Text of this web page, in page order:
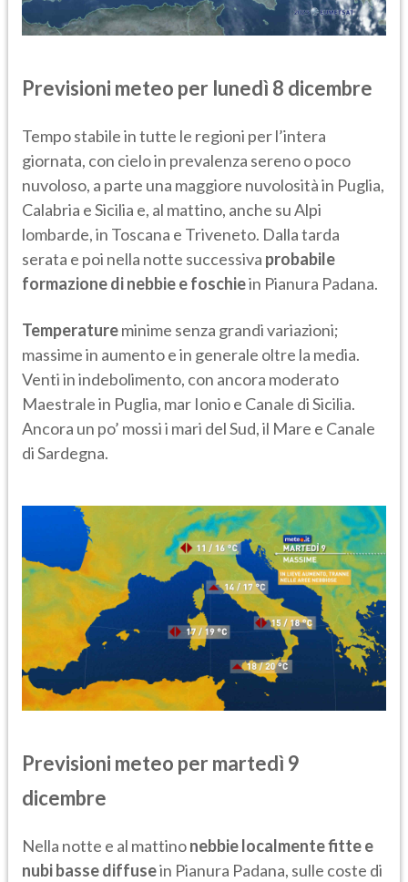
Previsioni meteo per lunedì 8 dicembre
Tempo stabile in tutte le regioni per l’intera
giornata, con cielo in prevalenza sereno o poco
nuvoloso, a parte una maggiore nuvolosità in Puglia,
Calabria e Sicilia e, al mattino, anche su Alpi
lombarde, in Toscana e Triveneto. Dalla tarda
serata e poi nella notte successiva probabile
formazione di nebbiee foschiein Pianura Padana.
Temperatureminime senza grandi variazioni;
massime in aumento e in generale oltre la media.
Venti in indebolimento, con ancora moderato
Maestrale in Puglia, mar Ionio e Canale di Sicilia.
Ancora un po’ mossi i mari del Sud, il Mare e Canale
di Sardegna.
Previsioni meteo per martedì 9
dicembre
Nella notte e al mattinonebbie localmente fitte e
nubi basse diffusein Pianura Padana, sulle coste di